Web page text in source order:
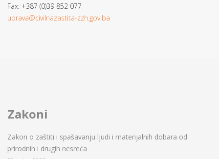
Fax: +387 (0)39 852 077
uprava@civilnazastita-zzh.gov.ba
Zakoni
Zakon o zaštiti i spašavanju ljudi i materijalnih dobara od
prirodnih i drugih nesreća